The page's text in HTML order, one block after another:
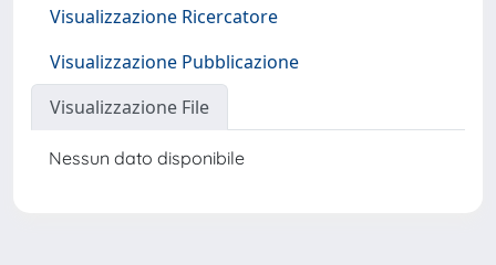
Visualizzazione Ricercatore
Visualizzazione Pubblicazione
Visualizzazione File
Nessun dato disponibile